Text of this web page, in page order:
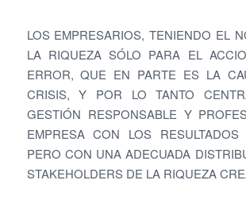
LOS EMPRESARIOS, TENIENDO EL
LA RIQUEZA SÓLO PARA EL
ERROR, QUE EN PARTE ES LA
CRISIS, Y POR LO TANTO
GESTIÓN RESPONSABLE Y
EMPRESA CON LOS RESULTADOS
PERO CON UNA ADECUADA
STAKEHOLDERS DE LA RIQUEZA